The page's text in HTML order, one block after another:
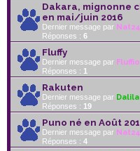
Dakara, mignonne
en mai/juin 2016
Dernier message par Nat24
Réponses : 6
Fluffy
Dernier message par Fluffio
Réponses : 1
Rakuten
Dernier message par Dalila
Réponses : 19
Puno né en Août
Dernier message par Nat24
Réponses : 4